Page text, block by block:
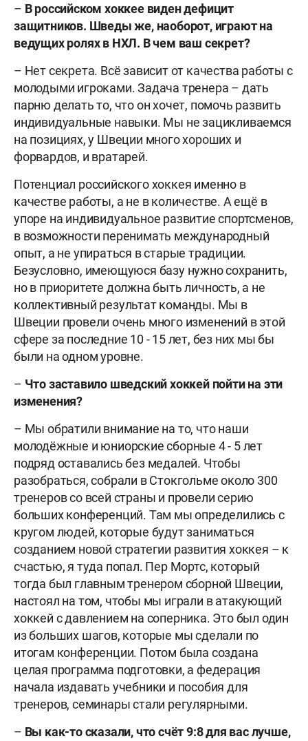
– В российском хоккее виден дефицит
защитников. Шведы же, наоборот, играют на
ведущих ролях в НХЛ. В чем ваш секрет?
– Нет секрета. Всё зависит от качества работы с
молодыми игроками. Задача тренера – дать
парню делать то, что он хочет, помочь развить
индивидуальные навыки. Мы не зацикливаемся
на позициях, у Швеции много хороших и
форвардов, и вратарей.
Потенциал российского хоккея именно в
качестве работы, а не в количестве. А ещё в
упоре на индивидуальное развитие спортсменов,
в возможности перенимать международный
опыт, а не упираться в старые традиции.
Безусловно, имеющуюся базу нужно сохранить,
но в приоритете должна быть личность, а не
коллективный результат команды. Мы в
Швеции провели очень много изменений в этой
сфере за последние 10 - 15 лет, без них мы бы
были на одном уровне.
– Что заставило шведский хоккей пойти на эти
изменения?
– Мы обратили внимание на то, что наши
молодёжные и юниорские сборные 4 - 5 лет
подряд оставались без медалей. Чтобы
разобраться, собрали в Стокгольме около 300
тренеров со всей страны и провели серию
больших конференций. Там мы определились с
кругом людей, которые будут заниматься
созданием новой стратегии развития хоккея – к
счастью, я туда попал. Пер Мортс, который
тогда был главным тренером сборной Швеции,
настоял на том, чтобы мы играли в атакующий
хоккей с давлением на соперника. Это был один
из больших шагов, которые мы сделали по
итогам конференции. Потом была создана
целая программа подготовки, а федерация
начала издавать учебники и пособия для
тренеров, семинары стали регулярными.
– Вы как-то сказали, что счёт 9:8 для вас лучше,